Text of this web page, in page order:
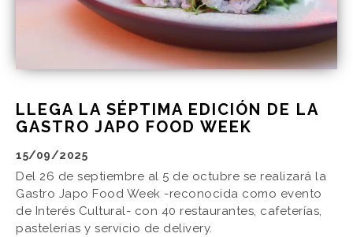
LLEGA LA SÉPTIMA EDICIÓN DE LA
GASTRO JAPO FOOD WEEK
15/09/2025
Del 26 de septiembre al 5 de octubre se realizará la
Gastro Japo Food Week -reconocida como evento
de Interés Cultural- con 40 restaurantes, cafeterías,
pastelerías y servicio de delivery.